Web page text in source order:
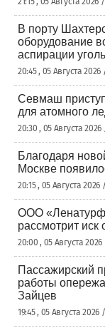
В порту
оборудование
аспирации
20:45 , 05 Августа
Севмаш
для атомного
20:30 , 05 Августа
Благодаря
Москве
20:15 , 05 Августа
ООО
рассмотрит иск
20:00 , 05 Августа
Пассажирский
работы
Зайцев
19:45 , 05 Августа 2026